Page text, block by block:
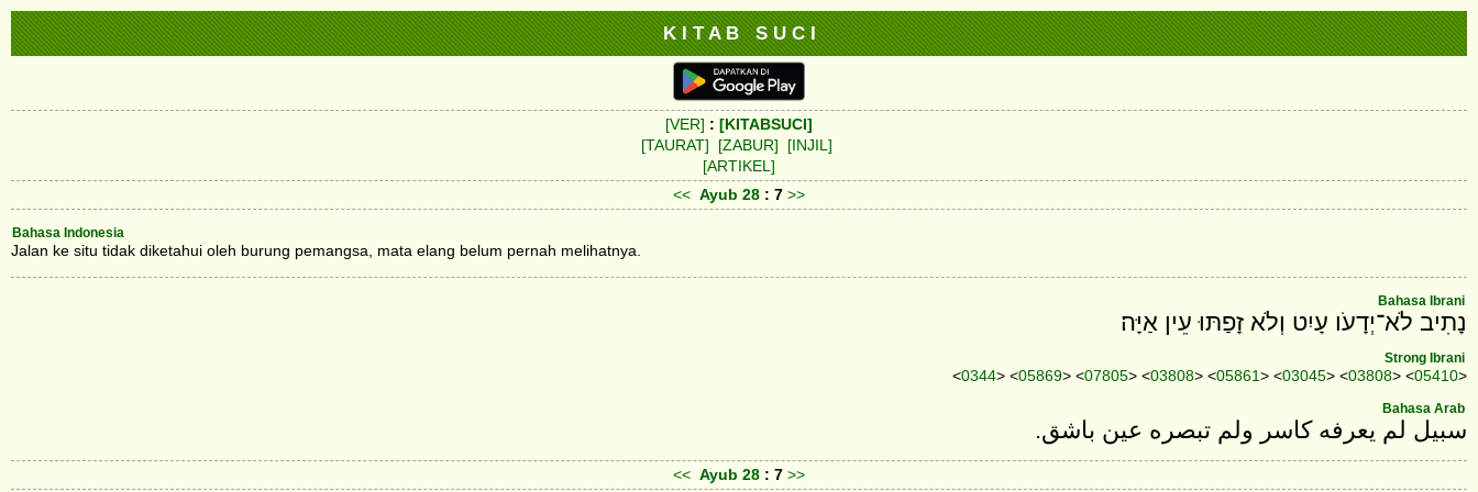
K I T A B S U C I
[VER] : [KITABSUCI]
[TAURAT]
[ZABUR]
[INJIL]
[ARTIKEL]
<< Ayub 28 : 7 >>
Bahasa Indonesia
Jalan ke situ tidak diketahui oleh burung pemangsa, mata elang belum pernah melihatnya.
Bahasa Ibrani
נָתִיב לֹא־יְדָעֹו עָיִט וְלֹא זָפַתּוּ עֵין אַיָּה׃
Strong Ibrani
<0344> <05869> <07805> <03808> <05861> <03045> <03808> <05410>
Bahasa Arab
سبيل لم يعرفه كاسر ولم تبصره عين باشق.
<< Ayub 28 : 7 >>